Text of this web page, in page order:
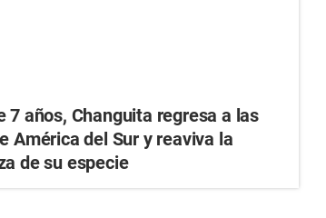
7 años, Changuita regresa a las
América del Sur y reaviva la
de su especie